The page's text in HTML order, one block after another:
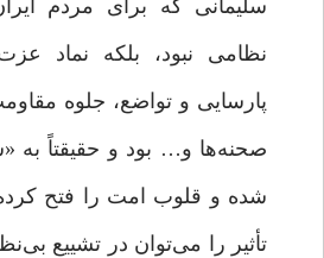
سلیمانی که برای مردم
نظامی نبود، بلکه نماد
پارسایی و تواضع، جلوه
صحنه‌ها و… بود و حقیقتاً به
شده و قلوب امت را فتح کرده
تأثیر را می‌توان در تشییع